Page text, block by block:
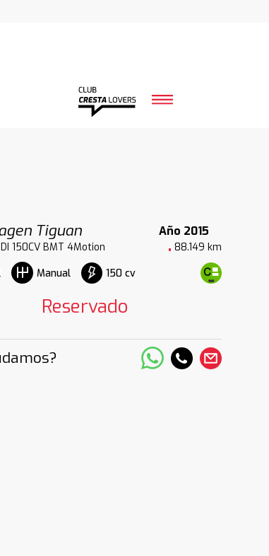
Tiguan
Año 2015
150CV BMT 4Motion
88.149 km
Manual 150 cv
Reservado